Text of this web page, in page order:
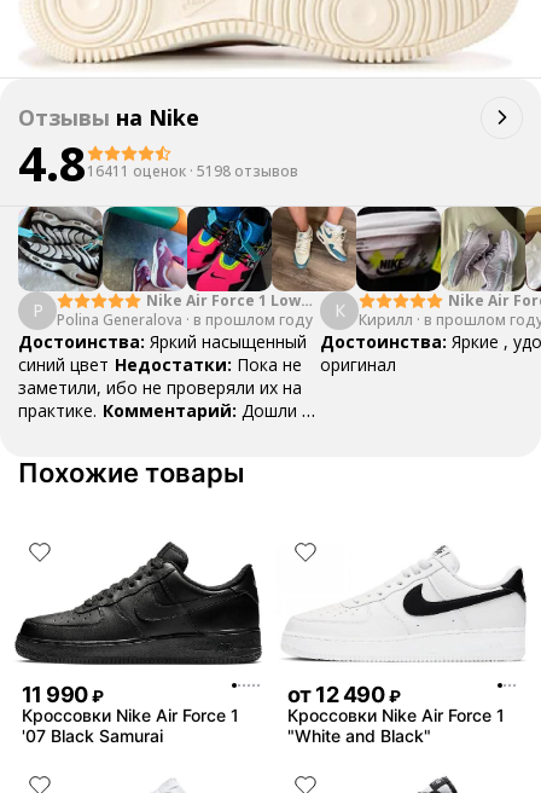
Отзывы на Nike
4.816411 оценок · 5198 отзывов
P
Nike Air Force 1 Low
College Pack White
Blue
Polina Generalova · в прошлом году
Достоинства: Яркий насыщенный
синий цвет Недостатки: Пока не
заметили, ибо не проверяли их на
практике. Комментарий: Дошли за
К
Nike Air
Yellow
Кирилл · в прошлом
Достоинства: Яркие ,
оригинал
Похожие товары
11 990 ₽
Кроссовки Nike Air Force 1
'07 Black Samurai
от12 490 ₽
Кроссовки Nike Air Force 1
"White and Black"